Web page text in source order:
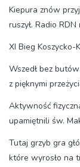
Kiepura znów
ruszył. Radio
XI Bieg Koszycko-
Wszedł bez
z pięknymi
Aktywność
upamiętnili św.
Tutaj grzyb gra
które wyrosło na